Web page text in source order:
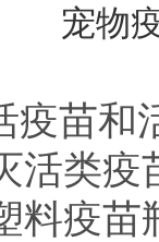
宠物
疫苗和
活类
料疫苗